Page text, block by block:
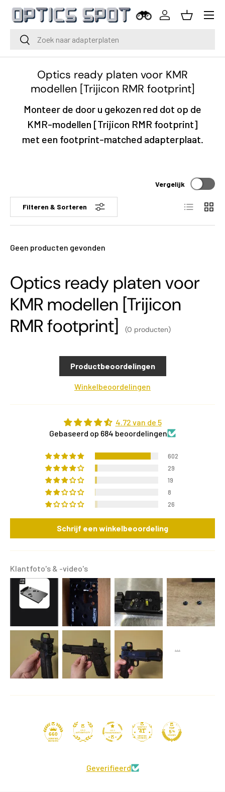
Ga naar inhoud
Zoeken
Zoeken
InloggenMand
Menu
Optics ready platen voor KMR
modellen [Trijicon RMR footprint]
Monteer de door u gekozen red dot op de
KMR-modellen [Trijicon RMR footprint]
met een footprint-matched adapterplaat.
Filteren & Sorteren
Vergelijk
Lijst
Geen producten gevonden
Optics ready platen voor
KMR modellen [Trijicon
RMR footprint]
(0 producten)
Productbeoordelingen
Winkelbeoordelingen
4.72 van de 5
Gebaseerd op 684 beoordelingen
602
29
19
8
26
Schrijf een winkelbeoordeling
Klantfoto's & -video's
660
41
Geverifieerd